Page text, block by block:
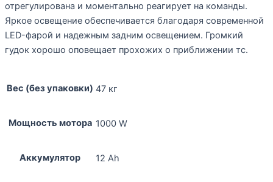
отрегулирована и моментально реагирует на команды.
Яркое освещение обеспечивается благодаря современной
LED-фарой и надежным задним освещением. Громкий
гудок хорошо оповещает прохожих о приближении тс.
Вес (без упаковки) 47 кг
Мощность мотора 1000 W
Аккумулятор 12 Ah